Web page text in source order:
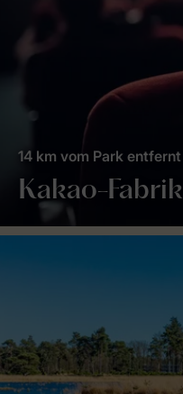
Kakao-Fabrik
14 km vom Park entfernt